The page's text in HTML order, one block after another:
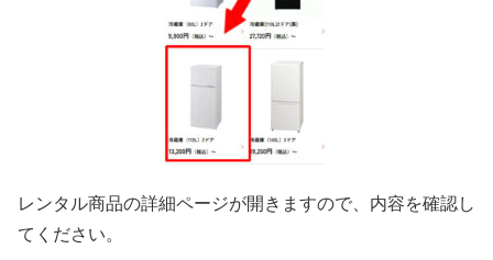
レンタル商品の詳細ページが開きますので、内容を確認し
てください。